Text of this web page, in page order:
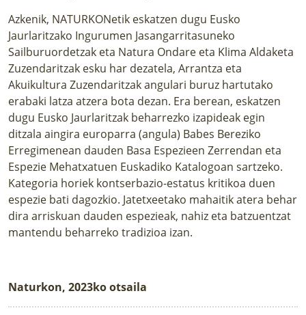
Azkenik, NATURKONetik eskatzen dugu Eusko
Jaurlaritzako Ingurumen Jasangarritasuneko
Sailburuordetzak eta Natura Ondare eta Klima Aldaketa
Zuzendaritzak esku har dezatela, Arrantza eta
Akuikultura Zuzendaritzak angulari buruz hartutako
erabaki latza atzera bota dezan. Era berean, eskatzen
dugu Eusko Jaurlaritzak beharrezko izapideak egin
ditzala aingira europarra (angula) Babes Bereziko
Erregimenean dauden Basa Espezieen Zerrendan eta
Espezie Mehatxatuen Euskadiko Katalogoan sartzeko.
Kategoria horiek kontserbazio-estatus kritikoa duen
espezie bati dagozkio. Jatetxeetako mahaitik atera behar
dira arriskuan dauden espezieak, nahiz eta batzuentzat
mantendu beharreko tradizioa izan.
Naturkon, 2023ko otsaila